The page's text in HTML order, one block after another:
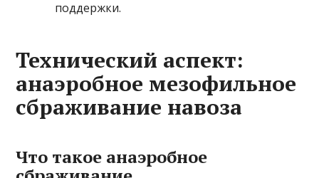
поддержки.
Технический аспект:
анаэробное мезофильное
сбраживание навоза
Что такое анаэробное